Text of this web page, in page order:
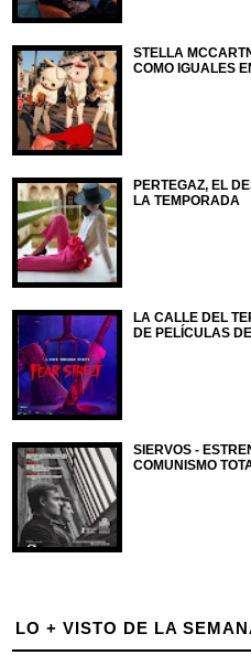
STELLA
COMO IGUALES
PERTEGAZ, EL
LA TEMPORADA
LA CALLE DEL
DE PELÍCULAS
SIERVOS -
COMUNISMO
LO + VISTO DE LA